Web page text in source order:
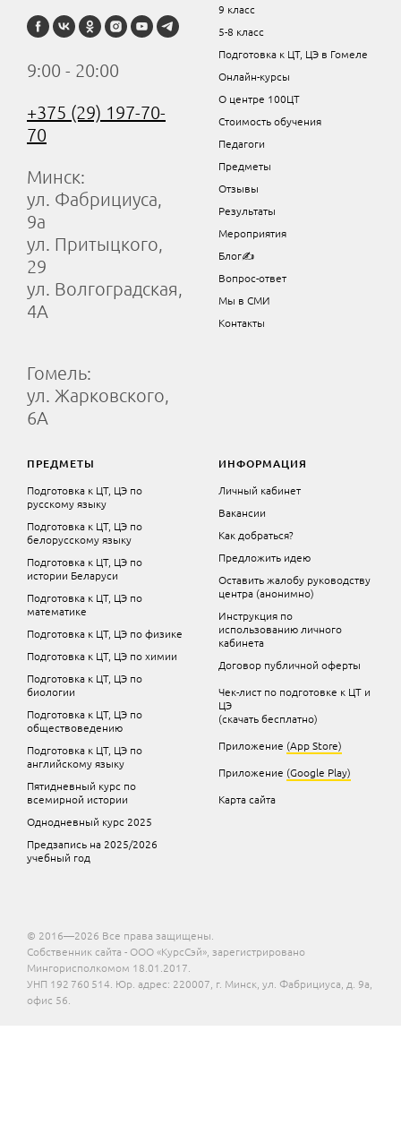
9:00 - 20:00
+375 (29) 197-70-
70
Минск:
ул. Фабрициуса,
9а
ул. Притыцкого,
29
ул. Волгоградская,
4А
Гомель:
ул. Жарковского,
6А
9 класс
5-8 класс
Подготовка к ЦТ, ЦЭ в Гомеле
Онлайн-курсы
О центре 100ЦТ
Стоимость обучения
Педагоги
Предметы
Отзывы
Результаты
Мероприятия
Блог✍
Вопрос-ответ
Мы в СМИ
Контакты
ПРЕДМЕТЫ
Подготовка к ЦТ, ЦЭ по
русскому языку
Подготовка к ЦТ, ЦЭ по
белорусскому языку
Подготовка к ЦТ, ЦЭ по
истории Беларуси
Подготовка к ЦТ, ЦЭ по
математике
Подготовка к ЦТ, ЦЭ по физике
Подготовка к ЦТ, ЦЭ по химии
Подготовка к ЦТ, ЦЭ по
биологии
Подготовка к ЦТ, ЦЭ по
обществоведению
Подготовка к ЦТ, ЦЭ по
английскому языку
Пятидневный курс по
всемирной истории
Однодневный курс 2025
Предзапись на 2025/2026
учебный год
ИНФОРМАЦИЯ
Личный кабинет
Вакансии
Как добраться?
Предложить идею
Оставить жалобу руководству
центра (анонимно)
Инструкция по
использованию личного
кабинета
Договор публичной оферты
Чек-лист по подготовке к ЦТ и
ЦЭ
(скачать бесплатно)
Приложение (App Store)
Приложение (Google Play)
Карта сайта
© 2016—2026 Все права защищены.
Собственник сайта - ООО «КурсСэй», зарегистрировано
Мингорисполкомом 18.01.2017.
УНП 192 760 514. Юр. адрес: 220007, г. Минск, ул. Фабрициуса, д. 9а,
офис 56.